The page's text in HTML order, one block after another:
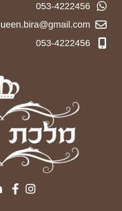
053-4222456
053-4222456